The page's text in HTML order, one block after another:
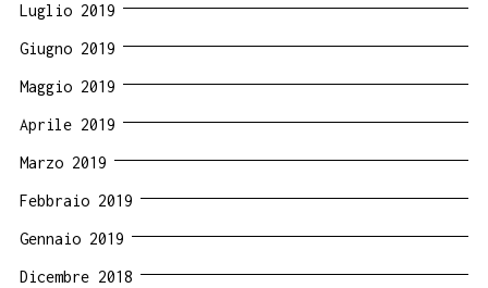
Luglio 2019
Giugno 2019
Maggio 2019
Aprile 2019
Marzo 2019
Febbraio 2019
Gennaio 2019
Dicembre 2018